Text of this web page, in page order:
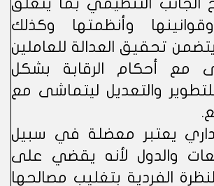
الجانب التنظيمي بما يتعلق
وأنظمتها وكذلك
يتضمن تحقيق العدالة للعاملين
مع أحكام الرقابة بشكل
والتعديل ليتماشى مع
يعتبر معضلة في سبيل
والدول لأنه يقضي على
الفردية بتغليب مصالحها